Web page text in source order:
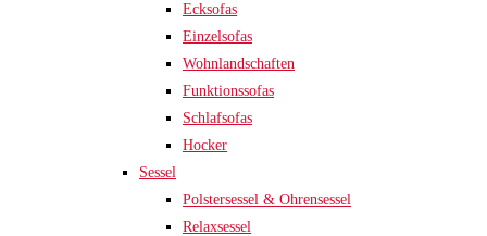
Ecksofas
Einzelsofas
Wohnlandschaften
Funktionssofas
Schlafsofas
Hocker
Sessel
Polstersessel & Ohrensessel
Relaxsessel